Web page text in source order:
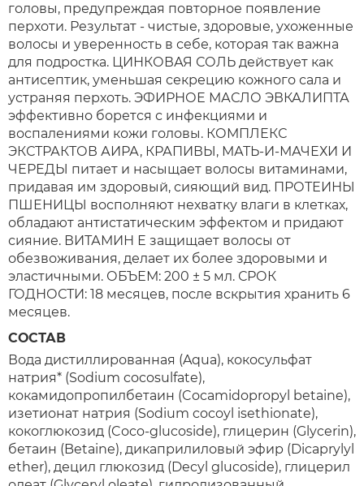
головы, предупреждая повторное появление
перхоти. Результат - чистые, здоровые, ухоженные
волосы и уверенность в себе, которая так важна
для подростка. ЦИНКОВАЯ СОЛЬ действует как
антисептик, уменьшая секрецию кожного сала и
устраняя перхоть. ЭФИРНОЕ МАСЛО ЭВКАЛИПТА
эффективно борется с инфекциями и
воспалениями кожи головы. КОМПЛЕКС
ЭКСТРАКТОВ АИРА, КРАПИВЫ, МАТЬ-И-МАЧЕХИ И
ЧЕРЕДЫ питает и насыщает волосы витаминами,
придавая им здоровый, сияющий вид. ПРОТЕИНЫ
ПШЕНИЦЫ восполняют нехватку влаги в клетках,
обладают антистатическим эффектом и придают
сияние. ВИТАМИН Е защищает волосы от
обезвоживания, делает их более здоровыми и
эластичными. ОБЪЕМ: 200 ± 5 мл. СРОК
ГОДНОСТИ: 18 месяцев, после вскрытия хранить 6
месяцев.
СОСТАВ
Вода дистиллированная (Aqua), кокосульфат
натрия* (Sodium cocosulfate),
кокамидопропилбетаин (Cocamidopropyl betaine),
изетионат натрия (Sodium cocoyl isethionate),
кокоглюкозид (Coco-glucoside), глицерин (Glycerin),
бетаин (Betaine), дикаприлиловый эфир (Dicaprylyl
ether), децил глюкозид (Decyl glucoside), глицерил